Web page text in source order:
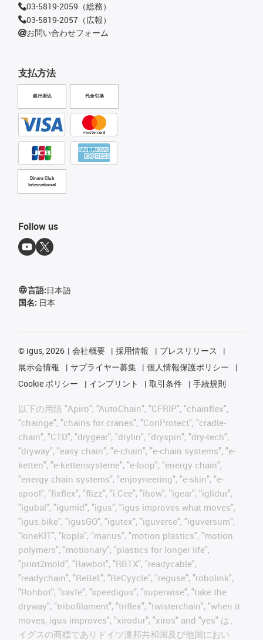
支払方法
銀行振込 代金引換
Diners Club
International
03-5819-2059（総務）
03-5819-2057（広報）
お問い合わせフォーム
Follow us
言語:日本語
国名: 日本
© igus, 2026 会社概要 採用情報
プレスリリース
展示会情報
サプライヤー募集
個人情報保護ポリシー
Cookie ポリシー
インプリント 取引条件 手続規則
以下の用語 "Apiro", "AutoChain", "CFRIP", "chainflex",
"chainge", "chains for cranes", "ConProtect", "cradle-
chain", "CTD", "drygear", "drylin", "dryspin", "dry-tech",
"dryway", "easy chain", "e-chain", "e-chain systems", "e-
ketten", "e-kettensysteme", "e-loop", "energy chain",
"energy chain systems", "enjoyneering", "e-skin", "e-
spool", "fixflex", "flizz", "i.Cee", "ibow", "igear", "iglidur",
"igubal", "igumid", "igus", "igus improves what moves",
"igus:bike", "igusGO", "igutex", "iguverse", "iguversum",
"kineKIT", "kopla", "manus", "motion plastics", "motion
polymers", "motionary", "plastics for longer life",
"print2mold", "Rawbot", "RBTX", "readycable",
"readychain", "ReBeL", "ReCyycle", "reguse", "robolink",
"Rohbot", "savfe", "speedigus", "superwise", "take the
dryway", "tribofilament", "triflex", "twisterchain", "when it
moves, igus improves", "xirodur", "xiros" and "yes" は、
イグスの商標でありドイツ連邦共和国及び他国におい